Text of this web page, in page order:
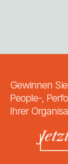
Gewinnen
People-,
Ihrer